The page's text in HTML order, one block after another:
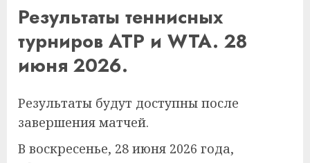
Результаты теннисных
турниров ATP и WTA. 28
июня 2026.
Результаты будут доступны после
завершения матчей.
В воскресенье, 28 июня 2026 года,